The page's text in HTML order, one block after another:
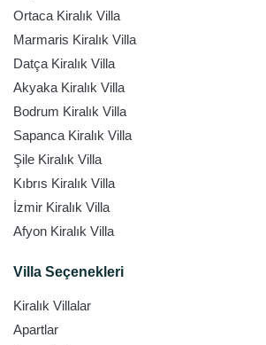
Ortaca Kiralık Villa
Marmaris Kiralık Villa
Datça Kiralık Villa
Akyaka Kiralık Villa
Bodrum Kiralık Villa
Sapanca Kiralık Villa
Şile Kiralık Villa
Kıbrıs Kiralık Villa
İzmir Kiralık Villa
Afyon Kiralık Villa
Villa Seçenekleri
Kiralık Villalar
Apartlar